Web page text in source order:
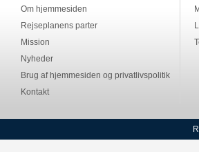
Om hjemmesiden
Rejseplanens parter
Mission
Nyheder
Brug af hjemmesiden og privatlivspolitik
Kontakt